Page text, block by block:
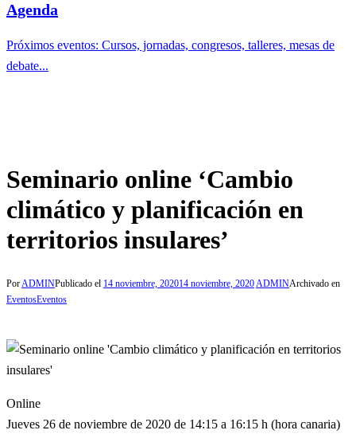
Agenda
Próximos eventos: Cursos, jornadas, congresos, talleres, mesas de
debate...
Seminario online ‘Cambio
climático y planificación en
territorios insulares’
PorADMINPublicado el 14 noviembre, 202014 noviembre, 2020ADMINArchivado en
EventosEventos
Online
Jueves 26 de noviembre de 2020 de 14:15 a 16:15 h (hora canaria)